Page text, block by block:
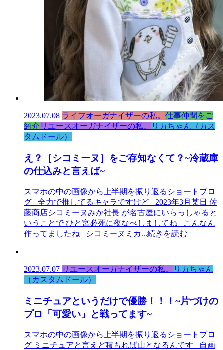
2023.07.08 ライフオーガナイザーの私。 仕事仲間をご
紹介 リユースオーガナイザーの私。
リカちゃん（カス
タムドール）
え？［シコミーヌ］をご存知なくて？~冷蔵庫
の仕込みと言えば~
スマホの中の画像から上半期を振り返るショートブロ
グ 全力で推してるキャラですけど 2023年3月某日 佐
藤商店シコミーヌみか社長 が名古屋にいらっしゃると
いうことで ひと宮必死に夜なべしましてね こんなん
作ってましたね シコミーヌミカ...続きを読む
2023.07.07 リユースオーガナイザーの私。
リカちゃん
（カスタムドール）
ミニチュアというだけで優勝！！！~片づけの
プロ「可愛い」と戦ってます~
スマホの中の画像から上半期を振り返るショートブロ
グ ミニチュアと言えど積もれば山となるんです 自画